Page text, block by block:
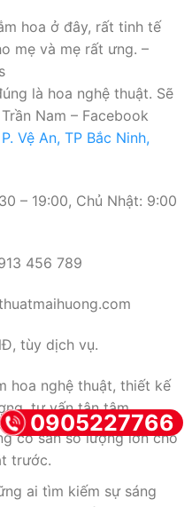
hoa ở đây, rất tinh tế
mẹ và mẹ rất ưng. –
là hoa nghệ thuật. Sẽ
Nam – Facebook
Vệ An, TP Bắc Ninh,
– 19:00, Chủ Nhật: 9:00
456 789
tùy dịch vụ.
hoa nghệ thuật, thiết kế
tư vấn tận tâm.
có sẵn số lượng lớn cho
trước.
ai tìm kiếm sự sáng
0905227766